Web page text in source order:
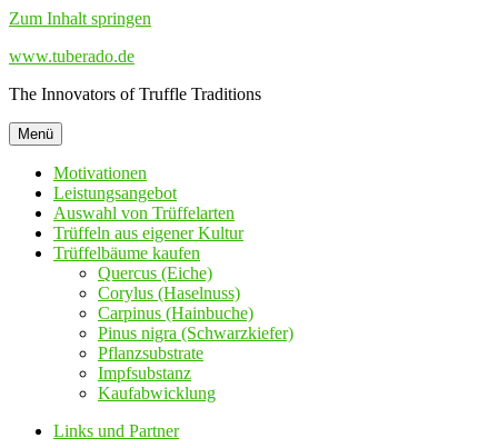
Zum Inhalt springen
www.tuberado.de
The Innovators of Truffle Traditions
Menü
Motivationen
Leistungsangebot
Auswahl von Trüffelarten
Trüffeln aus eigener Kultur
Trüffelbäume kaufen
Quercus (Eiche)
Corylus (Haselnuss)
Carpinus (Hainbuche)
Pinus nigra (Schwarzkiefer)
Pflanzsubstrate
Impfsubstanz
Kaufabwicklung
Links und Partner